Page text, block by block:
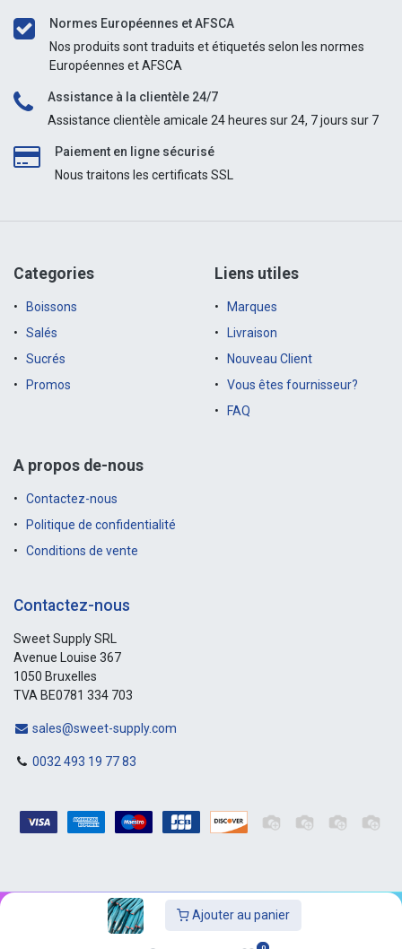
Ajouter au panier
0
Normes Européennes et AFSCA
Nos produits sont traduits et étiquetés selon les normes
Européennes et AFSCA
Assistance à la clientèle 24/7
Assistance clientèle amicale 24 heures sur 24, 7 jours sur 7
Paiement en ligne sécurisé
Nous traitons les certificats SSL
Categories
Boissons
Salés
Sucrés
Promos
Liens utiles
Marques
Livraison
Nouveau Client
Vous êtes fournisseur?
FAQ
A propos de-nous
Contactez-nous
Politique de confidentialité
Conditions de vente
Contactez-nous
Sweet Supply SRL
Avenue Louise 367
1050 Bruxelles
TVA BE0781 334 703
sales@sweet-supply.com
0032 493 19 77 83
Copyright © Sweet-Supply